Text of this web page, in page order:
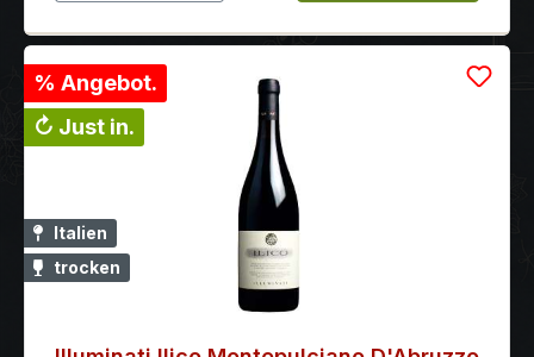
% Angebot.
↻ Just in.
Italien
trocken